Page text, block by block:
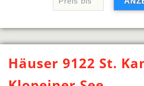
Häuser 9122 St.